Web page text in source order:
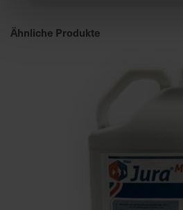
Ähnliche Produkte